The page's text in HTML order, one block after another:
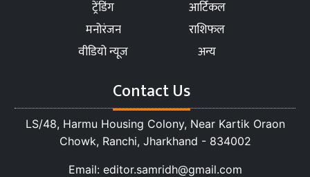
ट्रेंडिंग
आर्टिकल
मनोरंजन
राशिफल
वीडियो न्यूज
अन्य
Contact Us
LS/48, Harmu Housing Colony, Near Kartik Oraon
Chowk, Ranchi, Jharkhand - 834002
Email: editor.samridh@gmail.com